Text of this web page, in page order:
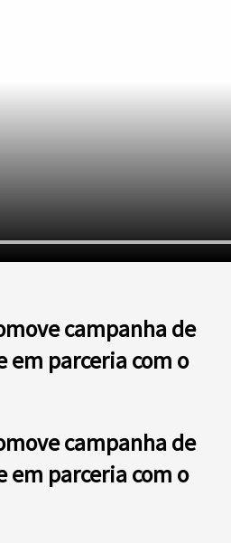
campanha de
em parceria com o
campanha de
em parceria com o